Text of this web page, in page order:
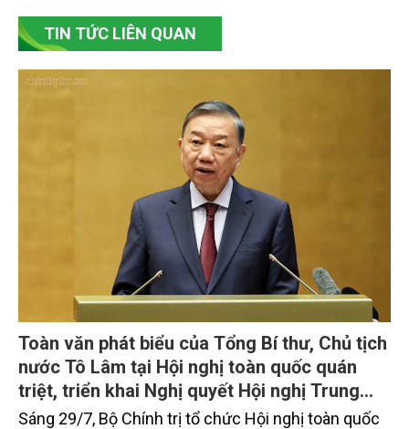
TIN TỨC LIÊN QUAN
Toàn văn phát biểu của Tổng Bí thư, Chủ tịch
nước Tô Lâm tại Hội nghị toàn quốc quán
triệt, triển khai Nghị quyết Hội nghị Trung
ương 3, khóa XIV
Sáng 29/7, Bộ Chính trị tổ chức Hội nghị toàn quốc